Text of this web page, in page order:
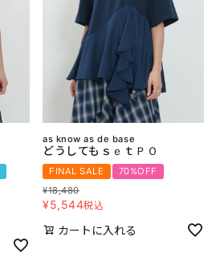
as know as de base
どうしてもｓｅｔＰＯ
FINAL SALE
70%OFF
¥18,480
¥5,544税込
カートに入れる